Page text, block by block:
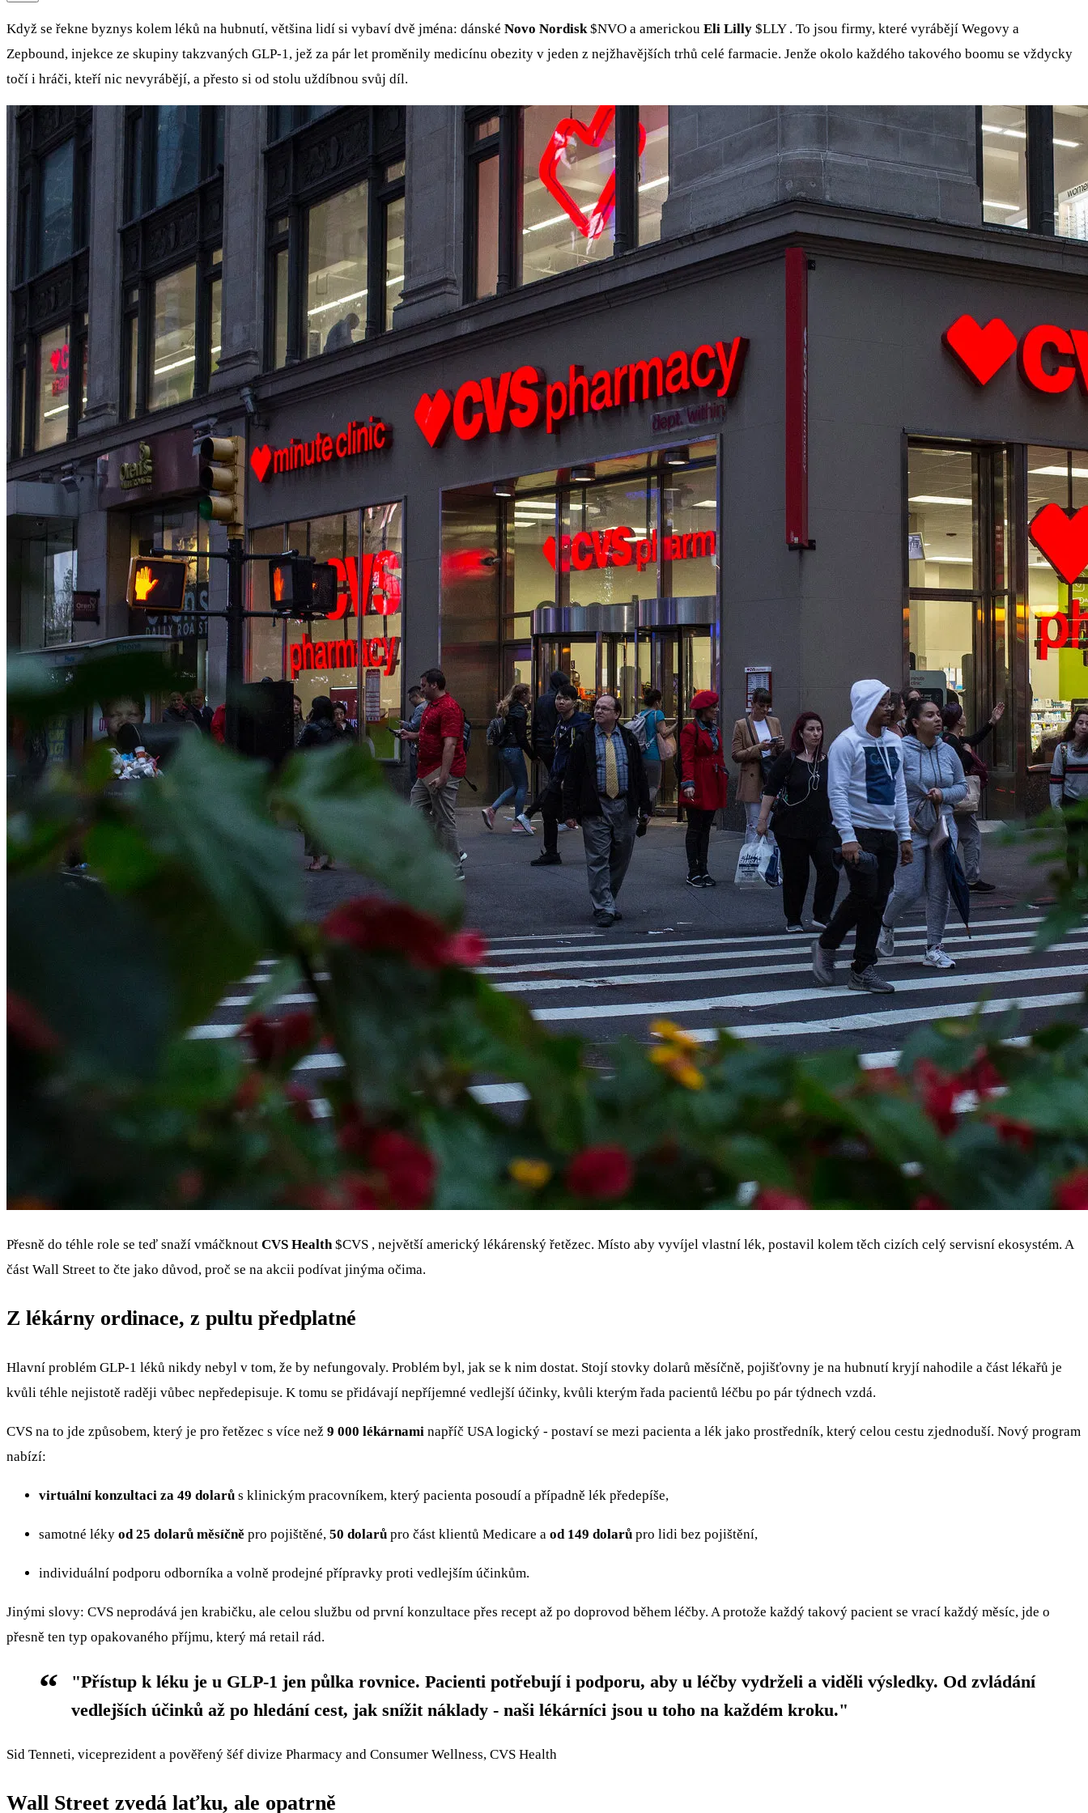
Když se řekne byznys kolem léků na hubnutí, většina lidí si vybaví dvě jména: dánské Novo Nordisk $NVO a americkou Eli Lilly $LLY. To jsou firmy, které vyrábějí Wegovy a
Zepbound, injekce ze skupiny takzvaných GLP-1, jež za pár let proměnily medicínu obezity v jeden z nejžhavějších trhů celé farmacie. Jenže okolo každého takového boomu se vždycky
točí i hráči, kteří nic nevyrábějí, a přesto si od stolu uždíbnou svůj díl.
Přesně do téhle role se teď snaží vmáčknout CVS Health $CVS , největší americký lékárenský řetězec. Místo aby vyvíjel vlastní lék, postavil kolem těch cizích celý servisní ekosystém. A
část Wall Street to čte jako důvod, proč se na akcii podívat jinýma očima.
Z lékárny ordinace, z pultu předplatné
Hlavní problém GLP-1 léků nikdy nebyl v tom, že by nefungovaly. Problém byl, jak se k nim dostat. Stojí stovky dolarů měsíčně, pojišťovny je na hubnutí kryjí nahodile a část lékařů je
kvůli téhle nejistotě raději vůbec nepředepisuje. K tomu se přidávají nepříjemné vedlejší účinky, kvůli kterým řada pacientů léčbu po pár týdnech vzdá.
CVS na to jde způsobem, který je pro řetězec s více než 9 000 lékárnami napříč USA logický - postaví se mezi pacienta a lék jako prostředník, který celou cestu zjednoduší. Nový program
nabízí:
virtuální konzultaci za 49 dolarů s klinickým pracovníkem, který pacienta posoudí a případně lék předepíše,
samotné léky od 25 dolarů měsíčně pro pojištěné, 50 dolarů pro část klientů Medicare a od 149 dolarů pro lidi bez pojištění,
individuální podporu odborníka a volně prodejné přípravky proti vedlejším účinkům.
Jinými slovy: CVS neprodává jen krabičku, ale celou službu od první konzultace přes recept až po doprovod během léčby. A protože každý takový pacient se vrací každý měsíc, jde o
přesně ten typ opakovaného příjmu, který má retail rád.
"Přístup k léku je u GLP-1 jen půlka rovnice. Pacienti potřebují i podporu, aby u léčby vydrželi a viděli výsledky. Od zvládání
vedlejších účinků až po hledání cest, jak snížit náklady - naši lékárníci jsou u toho na každém kroku."
Sid Tenneti, viceprezident a pověřený šéf divize Pharmacy and Consumer Wellness, CVS Health
Wall Street zvedá laťku, ale opatrně